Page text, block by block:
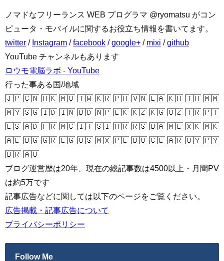
ノマドなフリーランス WEB プログラマ @ryomatsu がコン
ピュータ・モバイルに関するお役立ち情報を書いてます。
twitter / Instagram /facebook /google+ / mixi /github
YouTube チャンネルもあります
ロウモ電脳ラボ - YouTube
行った事ある国/地域
🇯🇵 🇨🇳 🇭🇰 🇲🇴 🇹🇼 🇰🇷 🇵🇭 🇻🇳 🇱🇦 🇰🇭 🇹🇭 🇲🇲
🇲🇾 🇸🇬 🇮🇩 🇮🇳 🇧🇩 🇳🇵 🇱🇰 🇰🇿 🇰🇬 🇺🇿 🇹🇷 🇵🇹
🇪🇸 🇦🇩 🇫🇷 🇲🇨 🇮🇹 🇸🇮 🇭🇷 🇷🇸 🇧🇦 🇲🇪 🇽🇰 🇲🇰
🇦🇱 🇧🇬 🇬🇷 🇪🇬 🇺🇸 🇲🇽 🇵🇪 🇧🇴 🇨🇱 🇦🇷 🇺🇾 🇵🇾
🇧🇷 🇦🇺
ブログ運営歴は20年、現在の総記事数は4500以上・月間PV
は約5万です
記事広告などに関しては以下のページをご覧ください。
広告掲載・記事広告について
プライバシーポリシー
Follow Me